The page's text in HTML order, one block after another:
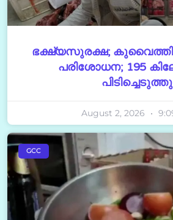
ഭക്ഷ്യസുരക്ഷ;
പരിശോധന; 195
പിടിച്ചെടുത്തു
August 2, 2026
GCC